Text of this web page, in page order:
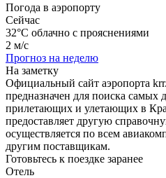
Погода в аэропорту
Сейчас
32°C облачно с прояснениями
2 м/с
Прогноз на неделю
На заметку
Официальный сайт аэропорта
предназначен для поиска
прилетающих и улетающих в
предоставляет другую
осуществляется по всем
другим поставщикам.
Готовьтесь к поездке заранее
Отель